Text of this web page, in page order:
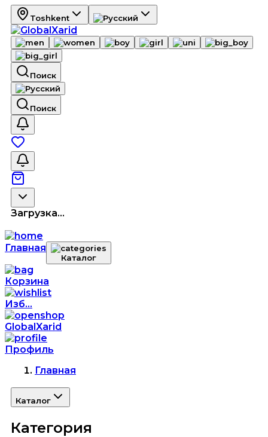
Toshkent
Поиск
Поиск
Загрузка...
Главная
Каталог
Корзина
Изб...
GlobalXarid
Профиль
Главная
Каталог
Категория